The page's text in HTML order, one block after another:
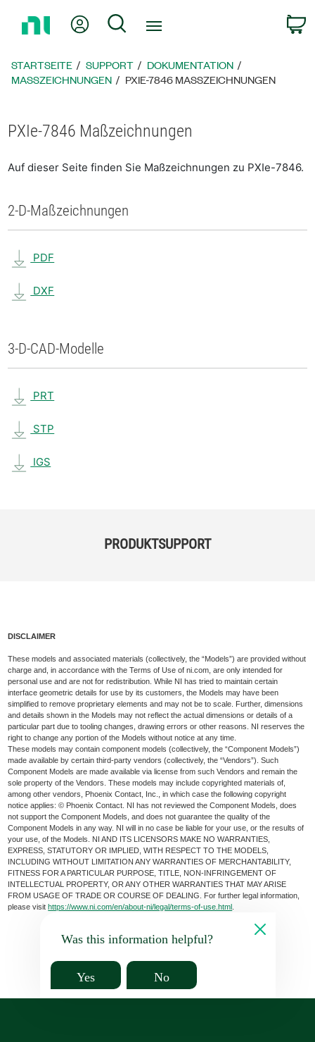
zur
Mein KontoSuche
STARTSEITE SUPPORT
DOKUMENTATION
MASSZEICHNUNGEN
PXIE-7846 MASSZEICHNUNGEN
PXIe-7846 Maßzeichnungen
Auf dieser Seite finden Sie Maßzeichnungen zu PXIe-7846.
2-D-Maßzeichnungen
PDF
DXF
3-D-CAD-Modelle
PRT
STP
IGS
PRODUKTSUPPORT
DISCLAIMER
These models and associated materials (collectively, the “Models”) are provided without
charge and, in accordance with the Terms of Use of ni.com, are only intended for
personal use and are not for redistribution. While NI has tried to maintain certain
interface geometric details for use by its customers, the Models may have been
simplified to remove proprietary elements and may not be to scale. Further, dimensions
and details shown in the Models may not reflect the actual dimensions or details of a
particular part due to tooling changes, drawing errors or other reasons. NI reserves the
right to change any portion of the Models without notice at any time.
These models may contain component models (collectively, the “Component Models”)
made available by certain third-party vendors (collectively, the “Vendors”). Such
Component Models are made available via license from such Vendors and remain the
sole property of the Vendors. These models may include copyrighted materials of,
among other vendors, Phoenix Contact, Inc., in which case the following copyright
notice applies: © Phoenix Contact. NI has not reviewed the Component Models, does
not support the Component Models, and does not guarantee the quality of the
Component Models in any way. NI will in no case be liable for your use, or the results of
your use, of the Models. NI AND ITS LICENSORS MAKE NO WARRANTIES,
EXPRESS, STATUTORY OR IMPLIED, WITH RESPECT TO THE MODELS,
INCLUDING WITHOUT LIMITATION ANY WARRANTIES OF MERCHANTABILITY,
FITNESS FOR A PARTICULAR PURPOSE, TITLE, NON-INFRINGEMENT OF
INTELLECTUAL PROPERTY, OR ANY OTHER WARRANTIES THAT MAY ARISE
FROM USAGE OF TRADE OR COURSE OF DEALING. For further legal information,
please visithttps://www.ni.com/en/about-ni/legal/terms-of-use.html
Was this information helpful?
Yes No